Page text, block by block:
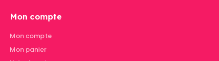
Mon compte
Mon compte
Mon panier